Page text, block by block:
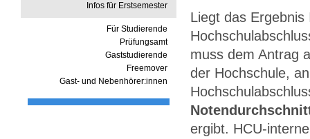
Infos für Erstsemester
Für Studierende
Prüfungsamt
Gaststudierende
Freemover
Gast- und Nebenhörer:innen
Liegt das
muss dem Antrag
der Hochschule,
ergibt. HCU-